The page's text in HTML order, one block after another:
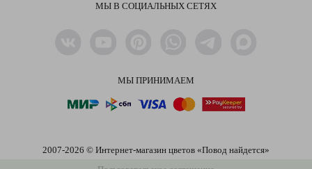
МЫ В СОЦИАЛЬНЫХ СЕТЯХ
МЫ ПРИНИМАЕМ
2007-2026 © Интернет-магазин цветов «Повод найдется»